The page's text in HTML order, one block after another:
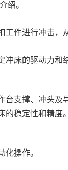
绍。
工件进行冲击，
床的驱动力和
支撑、冲头及
稳定性和精度。
操作。